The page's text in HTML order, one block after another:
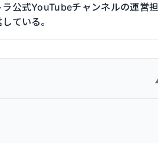
公式YouTubeチャンネルの運営担
ている。